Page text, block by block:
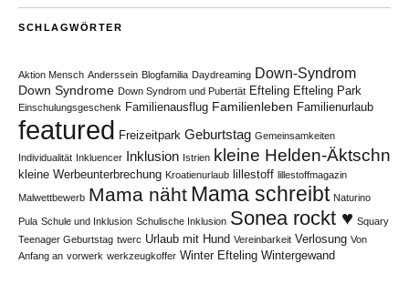
SCHLAGWÖRTER
Aktion Mensch Anderssein Blogfamilia Daydreaming Down-Syndrom
Down Syndrome Down Syndrom und Pubertät Efteling Efteling Park
Einschulungsgeschenk Familienausflug Familienleben Familienurlaub
featured Freizeitpark Geburtstag Gemeinsamkeiten
Individualität Inkluencer Inklusion Istrien kleine Helden-Äktschn
kleine Werbeunterbrechung Kroatienurlaub lillestoff lillestoffmagazin
Malwettbewerb Mama näht Mama schreibt Naturino
Pula Schule und Inklusion Schulische Inklusion Sonea rockt ♥ Squary
Teenager Geburtstag twerc Urlaub mit Hund Vereinbarkeit Verlosung Von
Anfang an vorwerk werkzeugkoffer Winter Efteling Wintergewand